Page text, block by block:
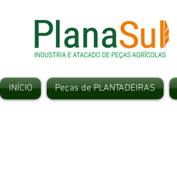
INÍCIO Peças de PLANTADEIRAS